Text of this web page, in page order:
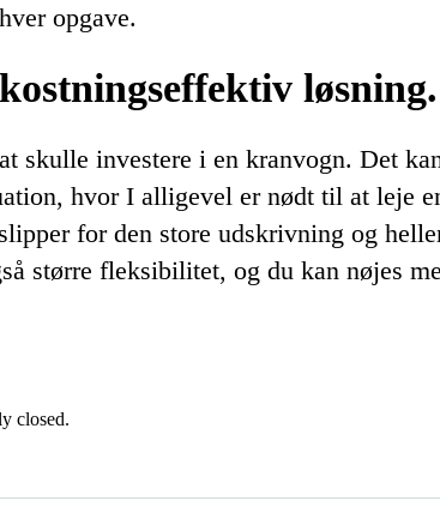
opgave.
løsning.
skulle investere i en kranvogn. Det
hvor I alligevel er nødt til at leje
for den store udskrivning og
større fleksibilitet, og du kan nøjes
closed.